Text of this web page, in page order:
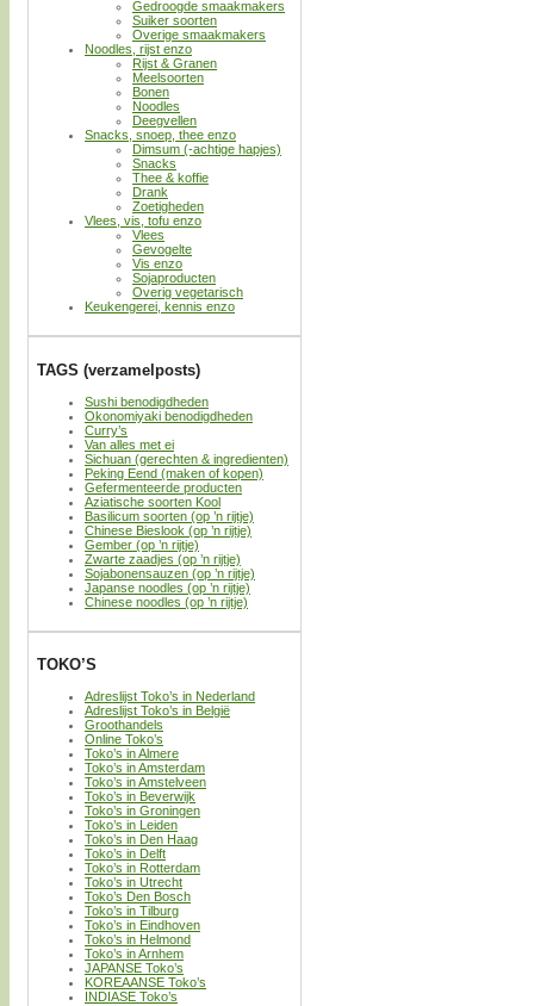
Gedroogde smaakmakers
Suiker soorten
Overige smaakmakers
Noodles, rijst enzo
Rijst & Granen
Meelsoorten
Bonen
Noodles
Deegvellen
Snacks, snoep, thee enzo
Dimsum (-achtige hapjes)
Snacks
Thee & koffie
Drank
Zoetigheden
Vlees, vis, tofu enzo
Vlees
Gevogelte
Vis enzo
Sojaproducten
Overig vegetarisch
Keukengerei, kennis enzo
TAGS (verzamelposts)
Sushi benodigdheden
Okonomiyaki benodigdheden
Curry’s
Van alles met ei
Sichuan (gerechten & ingredienten)
Peking Eend (maken of kopen)
Gefermenteerde producten
Aziatische soorten Kool
Basilicum soorten (op ’n rijtje)
Chinese Bieslook (op ’n rijtje)
Gember (op ’n rijtje)
Zwarte zaadjes (op ’n rijtje)
Sojabonensauzen (op ’n rijtje)
Japanse noodles (op ’n rijtje)
Chinese noodles (op ’n rijtje)
TOKO’S
Adreslijst Toko’s in Nederland
Adreslijst Toko’s in België
Groothandels
Online Toko’s
Toko’s in Almere
Toko’s in Amsterdam
Toko’s in Amstelveen
Toko’s in Beverwijk
Toko’s in Groningen
Toko’s in Leiden
Toko’s in Den Haag
Toko’s in Delft
Toko’s in Rotterdam
Toko’s in Utrecht
Toko’s Den Bosch
Toko’s in Tilburg
Toko’s in Eindhoven
Toko’s in Helmond
Toko’s in Arnhem
JAPANSE Toko’s
KOREAANSE Toko’s
INDIASE Toko’s